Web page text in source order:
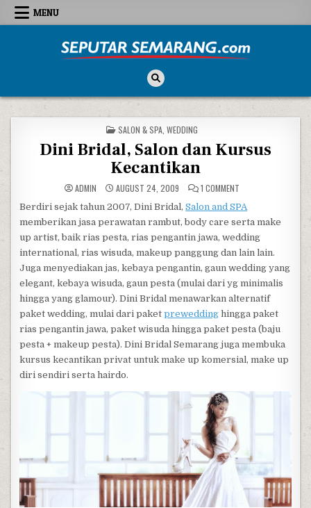
Skip to content
MENU
POSTED IN
SALON & SPA WEDDING
Dini Bridal, Salon dan Kursus
Kecantikan
ADMIN AUGUST 24, 2009 1 COMMENT
Berdiri sejak tahun 2007, Dini Bridal,Salon and SPA
memberikan jasa perawatan rambut, body care serta make
up artist, baik rias pesta, rias pengantin jawa, wedding
international, rias wisuda, makeup panggung dan lain lain.
Juga menyediakan jas, kebaya pengantin, gaun wedding yang
elegant, kebaya wisuda, gaun pesta (mulai dari yg minimalis
hingga yang glamour). Dini Bridal menawarkan alternatif
paket wedding, mulai dari paketprewedding hingga paket
rias pengantin jawa, paket wisuda hingga paket pesta (baju
pesta + makeup pesta). Dini Bridal Semarang juga membuka
kursus kecantikan privat untuk make up komersial, make up
diri sendiri serta hairdo.